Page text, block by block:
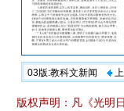
03版:教科文新闻 上
版权声明：凡《光明